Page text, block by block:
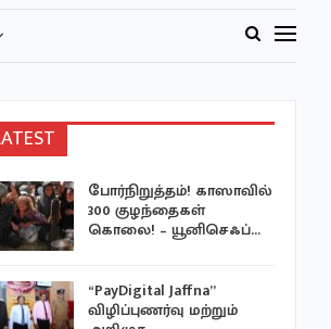
போர்நிறுத்தம்! காஸாவில்
300 குழந்தைகள்
கொலை! – யூனிசெஃப்…
“PayDigital Jaffna”
விழிப்புணர்வு மற்றும்